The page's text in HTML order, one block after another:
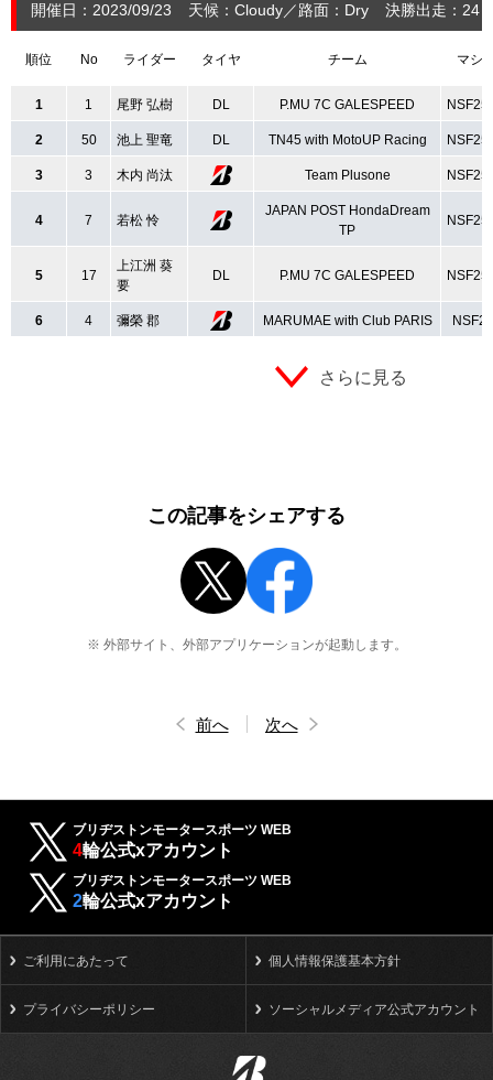
開催日：2023/09/23 天候：Cloudy 路面：Dry 決勝出走：24
順位 No ライダー タイヤ チーム マシ
1 1 尾野 弘樹 DL P.MU 7C GALESPEED
2 50 池上 聖竜 DL TN45 with MotoUP Racing
3 3 木内 尚汰 Team Plusone
4 7 若松 怜
JAPAN POST HondaDream
TP
5 17
上江洲 葵
要
DL P.MU 7C GALESPEED
6 4 彌榮 郡 MARUMAE with Club PARIS
さらに見る
この記事をシェアする
※ 外部サイト、外部アプリケーションが起動します。
前へ 次へ
ブリヂストンモータースポーツ WEB
4輪公式xアカウント
ブリヂストンモータースポーツ WEB
2輪公式xアカウント
ご利用にあたって 個人情報保護基本方針
プライバシーポリシー ソーシャルメディア公式アカウント